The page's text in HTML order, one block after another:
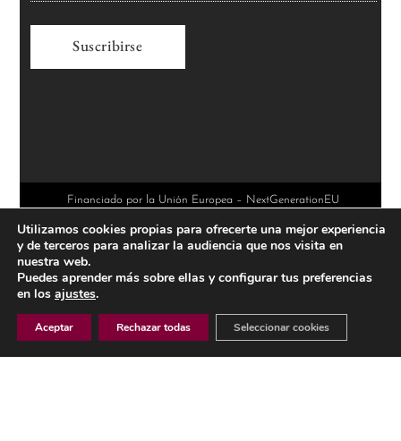
n
a
t
Financiado por la Unión Europea – NextGenerationEU
Utilizamos cookies propias para ofrecerte una mejor experiencia
y de terceros para analizar la audiencia que nos visita en
nuestra web.
Puedes aprender más sobre ellas y configurar tus preferencias
en los ajustes.
Aceptar Rechazar todas Seleccionar cookies